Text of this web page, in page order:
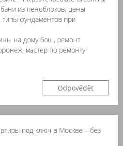
из пеноблоков, цены
типы фундаментов при
на дому бош, ремонт
мастер по ремонту
Odpovědět
под ключ в Москве – без